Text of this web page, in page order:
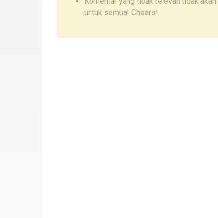
untuk semua! Cheers!